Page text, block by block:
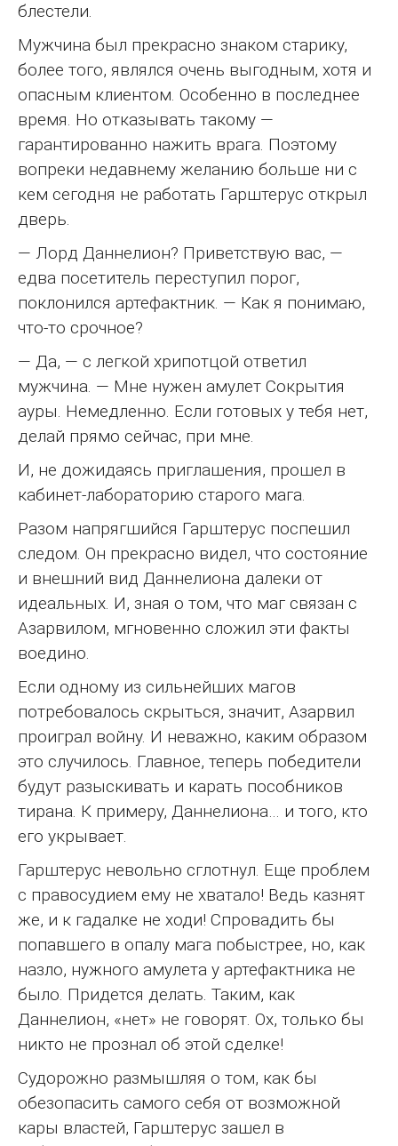
блестели.
Мужчина был прекрасно знаком старику,
более того, являлся очень выгодным, хотя и
опасным клиентом. Особенно в последнее
время. Но отказывать такому —
гарантированно нажить врага. Поэтому
вопреки недавнему желанию больше ни с
кем сегодня не работать Гарштерус открыл
дверь.
— Лорд Даннелион? Приветствую вас, —
едва посетитель переступил порог,
поклонился артефактник. — Как я понимаю,
что-то срочное?
— Да, — с легкой хрипотцой ответил
мужчина. — Мне нужен амулет Сокрытия
ауры. Немедленно. Если готовых у тебя нет,
делай прямо сейчас, при мне.
И, не дожидаясь приглашения, прошел в
кабинет-лабораторию старого мага.
Разом напрягшийся Гарштерус поспешил
следом. Он прекрасно видел, что состояние
и внешний вид Даннелиона далеки от
идеальных. И, зная о том, что маг связан с
Азарвилом, мгновенно сложил эти факты
воедино.
Если одному из сильнейших магов
потребовалось скрыться, значит, Азарвил
проиграл войну. И неважно, каким образом
это случилось. Главное, теперь победители
будут разыскивать и карать пособников
тирана. К примеру, Даннелиона… и того, кто
его укрывает.
Гарштерус невольно сглотнул. Еще проблем
с правосудием ему не хватало! Ведь казнят
же, и к гадалке не ходи! Спровадить бы
попавшего в опалу мага побыстрее, но, как
назло, нужного амулета у артефактника не
было. Придется делать. Таким, как
Даннелион, «нет» не говорят. Ох, только бы
никто не прознал об этой сделке!
Судорожно размышляя о том, как бы
обезопасить самого себя от возможной
кары властей, Гарштерус зашел в